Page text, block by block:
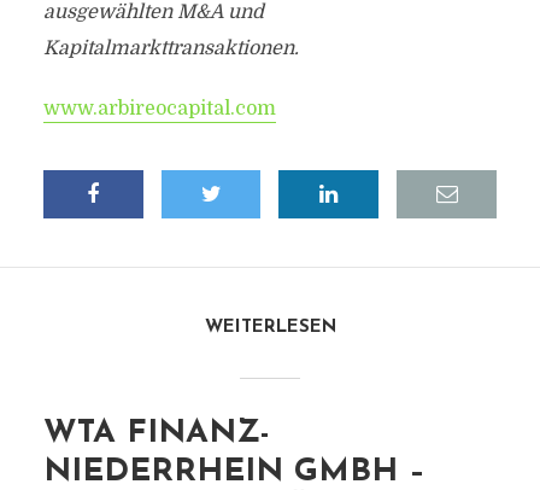
ausgewählten M&A und
Kapitalmarkttransaktionen.
www.arbireocapital.com
WEITERLESEN
WTA FINANZ-
NIEDERRHEIN GMBH –